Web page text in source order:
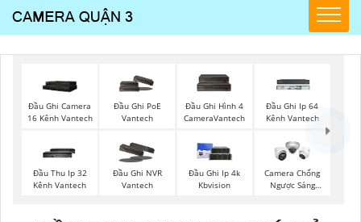
Đầu Ghi Camera
16 Kênh Vantech
Đầu Ghi PoE
Vantech
Đầu Ghi Hình 4
CameraVantech
Đầu Ghi Ip 64
Kênh Vantech
Đầu Thu Ip 32
Kênh Vantech
Đầu Ghi NVR
Vantech
Đầu Ghi Ip 4k
Kbvision
Camera Chống
Ngược Sáng